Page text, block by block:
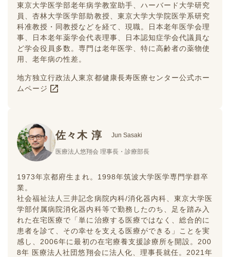
東京大学医学部老年病学教室助手、ハーバード大学研究
員、杏林大学医学部助教授、東京大学大学院医学系研究
科准教授・同教授などを経て、現職。日本老年医学会理
事、日本老年薬学会代表理事、日本認知症学会代議員な
ど学会役員多数。専門は老年医学、特に高齢者の薬物使
用、老年病の性差。
地方独立行政法人東京都健康長寿医療センター公式ホー
ムページ
佐々木 淳 Jun Sasaki
医療法人悠翔会 理事長・診療部長
1973年京都府生まれ。1998年筑波大学医学専門学群卒
業。
社会福祉法人三井記念病院内科/消化器内科、東京大学医
学部付属病院消化器内科等で勤務したのち、足を踏み入
れた在宅医療で「単に治療する医療ではなく、総合的に
患者を診て、その幸せを支える医療ができる」ことを実
感し、2006年に最初の在宅療養支援診療所を開設。200
8年 医療法人社団悠翔会に法人化、理事長就任。2021年